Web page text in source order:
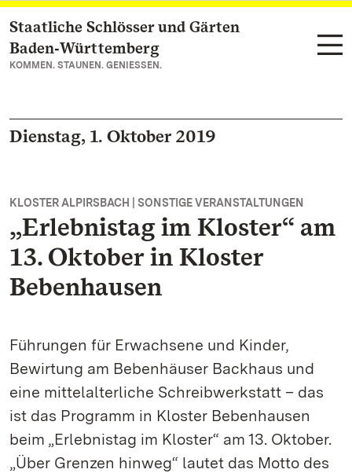
Zum Hauptinhalt springen
Staatliche Schlösser und Gärten
Baden‑Württemberg
KOMMEN. STAUNEN. GENIESSEN.
Dienstag, 1. Oktober 2019
KLOSTER ALPIRSBACH | SONSTIGE VERANSTALTUNGEN
„Erlebnistag im Kloster“ am
13. Oktober in Kloster
Bebenhausen
Führungen für Erwachsene und Kinder,
Bewirtung am Bebenhäuser Backhaus und
eine mittelalterliche Schreibwerkstatt – das
ist das Programm in Kloster Bebenhausen
beim „Erlebnistag im Kloster“ am 13. Oktober.
„Über Grenzen hinweg“ lautet das Motto des